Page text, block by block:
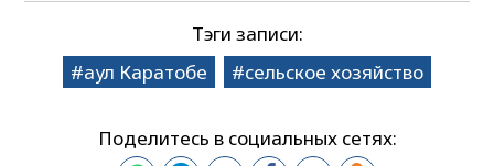
Тэги записи:
аул Каратобе
сельское хозяйство
Поделитесь в социальных сетях: